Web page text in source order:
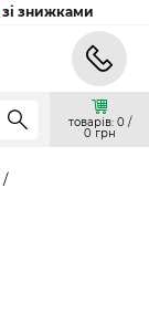
зі знижками
товарів: 0 /
0 грн
/